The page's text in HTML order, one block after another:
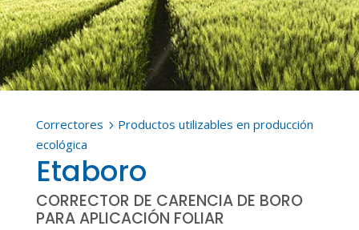
Correctores 5 Productos utilizables en producción
ecológica
Etaboro
CORRECTOR DE CARENCIA DE BORO
PARA APLICACIÓN FOLIAR